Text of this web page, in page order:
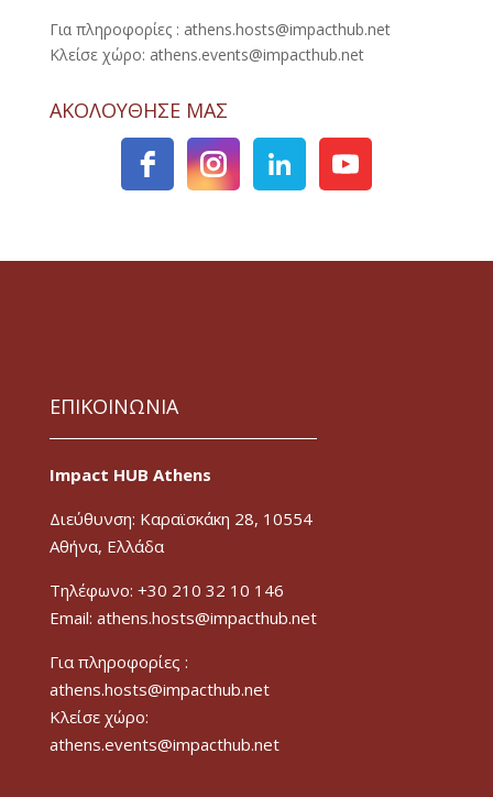
Για πληροφορίες : athens.hosts@impacthub.net
Κλείσε χώρο: athens.events@impacthub.net
ΑΚΟΛΟΥΘΗΣΕ ΜΑΣ
ΕΠΙΚΟΙΝΩΝΙΑ
Impact HUB Athens
Διεύθυνση: Καραϊσκάκη 28, 10554
Αθήνα, Ελλάδα
Τηλέφωνο: +30 210 32 10 146
Email: athens.hosts@impacthub.net
Για πληροφορίες :
athens.hosts@impacthub.net
Κλείσε χώρο:
athens.events@impacthub.net